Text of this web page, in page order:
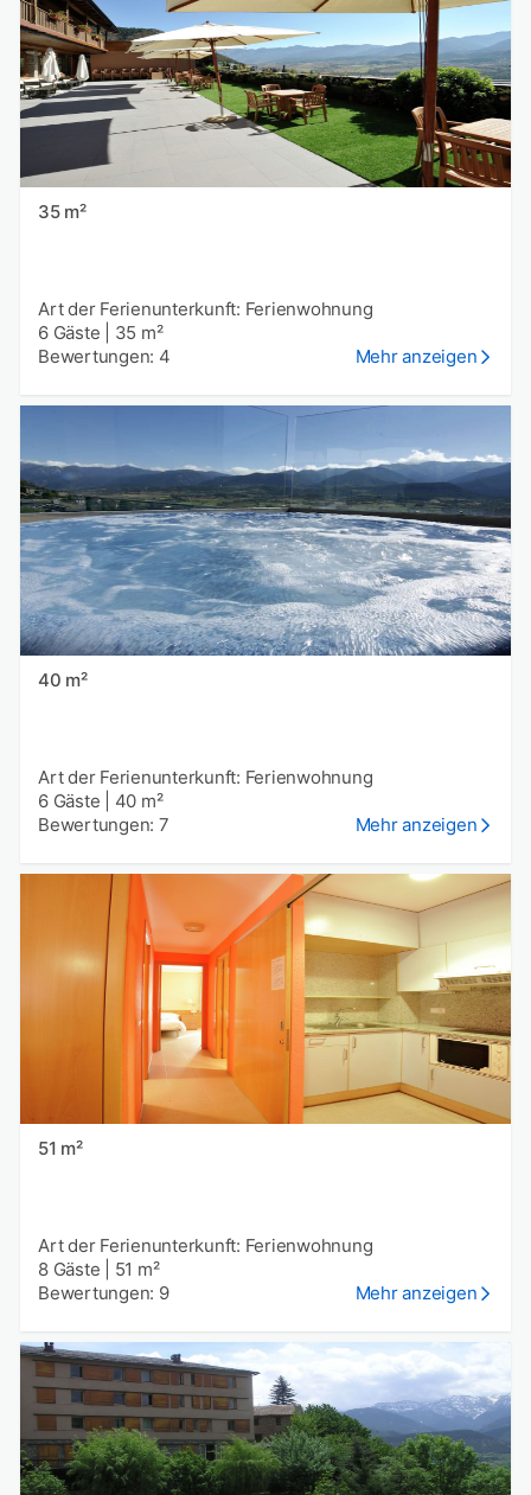
35 m²
Art der Ferienunterkunft: Ferienwohnung
6 Gäste
35 m²
Bewertungen: 4
Mehr anzeigen
40 m²
Art der Ferienunterkunft: Ferienwohnung
6 Gäste
40 m²
Bewertungen: 7
Mehr anzeigen
51 m²
Art der Ferienunterkunft: Ferienwohnung
8 Gäste
51 m²
Bewertungen: 9
Mehr anzeigen